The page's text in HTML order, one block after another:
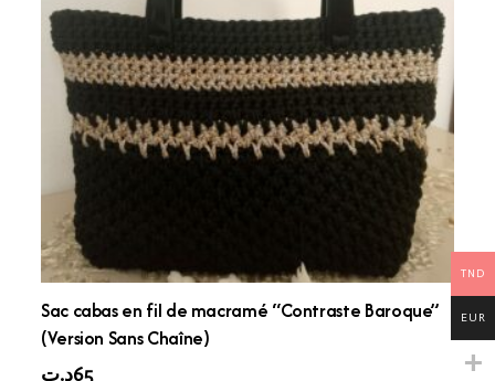
Sac cabas en fil de macramé “Contraste Baroque”
(Version Sans Chaîne)
65د.ت
TND
EUR